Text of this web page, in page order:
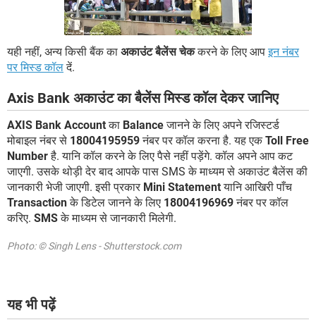
यही नहीं, अन्य किसी बैंक का अकाउंट बैलेंस चेककरने के लिए आपइन नंबर
पर मिस्ड कॉलदें.
Axis Bank अकाउंट का बैलेंस मिस्ड कॉल देकर जानिए
AXIS Bank Accountका Balanceजानने के लिए अपने रजिस्टर्ड
मोबाइल नंबर से 18004195959नंबर पर कॉल करना है. यह एकToll Free
Numberहै. यानि कॉल करने के लिए पैसे नहीं पड़ेंगे. कॉल अपने आप कट
जाएगी. उसके थोड़ी देर बाद आपके पास SMS के माध्यम से अकाउंट बैलेंस की
जानकारी भेजी जाएगी. इसी प्रकार Mini Statementयानि आखिरी पाँच
Transactionके डिटेल जानने के लिए 18004196969नंबर पर कॉल
करिए. SMSके माध्यम से जानकारी मिलेगी.
Photo: © Singh Lens - Shutterstock.com
यह भी पढ़ें